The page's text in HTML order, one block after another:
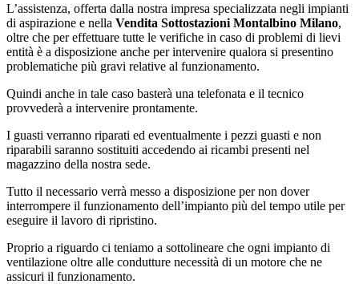
L’assistenza, offerta dalla nostra impresa specializzata negli impianti
di aspirazione e nella Vendita Sottostazioni Montalbino Milano,
oltre che per effettuare tutte le verifiche in caso di problemi di lievi
entità è a disposizione anche per intervenire qualora si presentino
problematiche più gravi relative al funzionamento.
Quindi anche in tale caso basterà una telefonata e il tecnico
provvederà a intervenire prontamente.
I guasti verranno riparati ed eventualmente i pezzi guasti e non
riparabili saranno sostituiti accedendo ai ricambi presenti nel
magazzino della nostra sede.
Tutto il necessario verrà messo a disposizione per non dover
interrompere il funzionamento dell’impianto più del tempo utile per
eseguire il lavoro di ripristino.
Proprio a riguardo ci teniamo a sottolineare che ogni impianto di
ventilazione oltre alle condutture necessità di un motore che ne
assicuri il funzionamento.